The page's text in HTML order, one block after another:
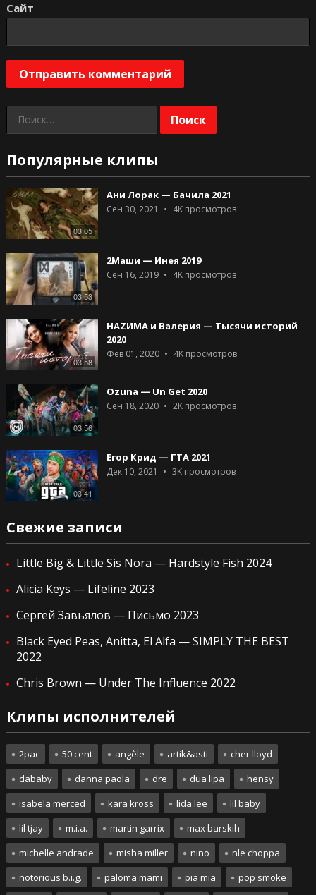
Сайт
Найти:
Популярные клипы
03:05
Ани Лорак — Бачила 2021
Сен 30, 2021 4Kпросмотров
03:53
2Маши — Инея 2019
Сен 16, 2019 4Kпросмотров
03:58
HAZИМА и Валерия — Тысячи историй
2020
Фев 01, 2020 4Kпросмотров
03:56
Ozuna — Un Get 2020
Сен 18, 2020 2Kпросмотров
03:41
Егор Крид — ГТА 2021
Дек 10, 2021 3Kпросмотров
Свежие записи
Little Big & Little Sis Nora — Hardstyle Fish 2024
Alicia Keys — Lifeline 2023
Сергей Завьялов — Письмо 2023
Black Eyed Peas, Anitta, El Alfa — SIMPLY THE BEST
2022
Chris Brown — Under The Influence 2022
Клипы исполнителей
2pac 50 cent angèle artik&asti
cher lloyd
dababy
danna paola dre dua lipa
hensy
isabela merced
kara kross lida lee
lil baby
lil tjay
m.i.a. martin garrix
max barskih
michelle andrade
misha miller nino
nle choppa
notorious b.i.g.
paloma mami pia mia pop smoke